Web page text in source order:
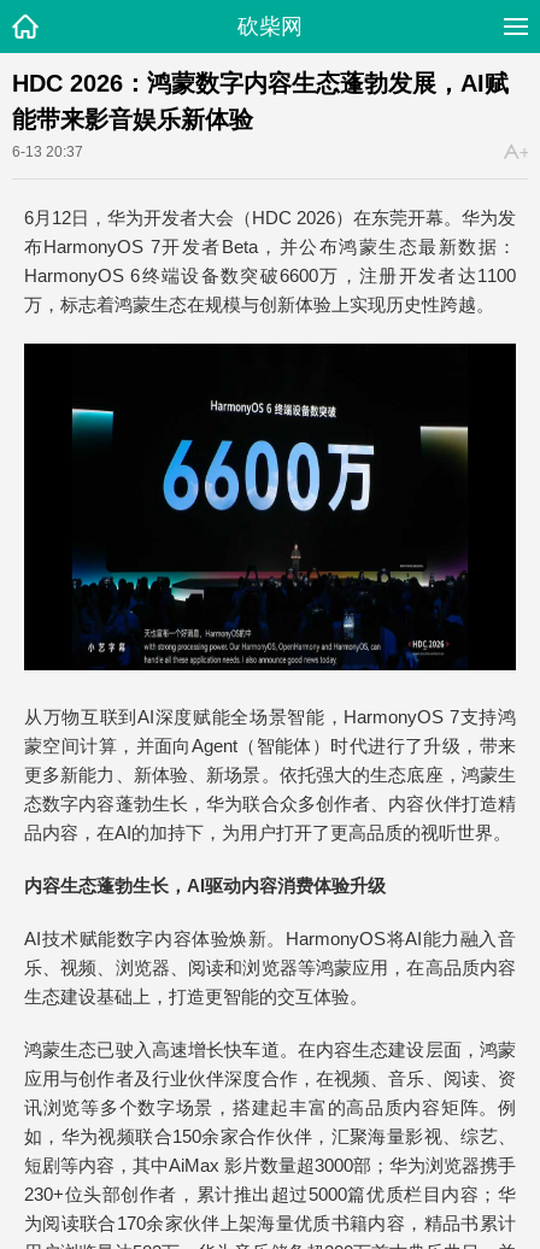
砍柴网
HDC 2026：鸿蒙数字内容生态蓬勃发展，AI赋
能带来影音娱乐新体验
6-13 20:37
6月12日，华为开发者大会（HDC 2026）在东莞开幕。华为发
布HarmonyOS 7开发者Beta，并公布鸿蒙生态最新数据：
HarmonyOS 6终端设备数突破6600万，注册开发者达1100
万，标志着鸿蒙生态在规模与创新体验上实现历史性跨越。
从万物互联到AI深度赋能全场景智能，HarmonyOS 7支持鸿
蒙空间计算，并面向Agent（智能体）时代进行了升级，带来
更多新能力、新体验、新场景。依托强大的生态底座，鸿蒙生
态数字内容蓬勃生长，华为联合众多创作者、内容伙伴打造精
品内容，在AI的加持下，为用户打开了更高品质的视听世界。
内容生态蓬勃生长，AI驱动内容消费体验升级
AI技术赋能数字内容体验焕新。HarmonyOS将AI能力融入音
乐、视频、浏览器、阅读和浏览器等鸿蒙应用，在高品质内容
生态建设基础上，打造更智能的交互体验。
鸿蒙生态已驶入高速增长快车道。在内容生态建设层面，鸿蒙
应用与创作者及行业伙伴深度合作，在视频、音乐、阅读、资
讯浏览等多个数字场景，搭建起丰富的高品质内容矩阵。例
如，华为视频联合150余家合作伙伴，汇聚海量影视、综艺、
短剧等内容，其中AiMax 影片数量超3000部；华为浏览器携手
230+位头部创作者，累计推出超过5000篇优质栏目内容；华
为阅读联合170余家伙伴上架海量优质书籍内容，精品书累计